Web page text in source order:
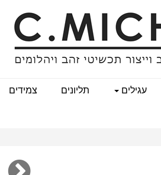
עגילים תליונים צמידים